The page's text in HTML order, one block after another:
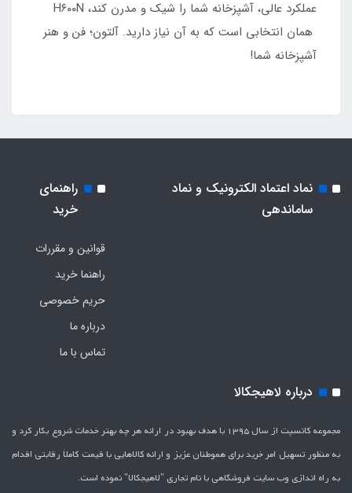
عملکرد عالی، آشپزخانه شما را شیک و مدرن کند، H۶۰۰N
همان انتخابی است که به آن نیاز دارید. آلتون؛ فن و هنر
آشپزخانه شما!
نماد اعتماد الکترونیک و نماد
ساماندهی
راهنمای
خرید
قوانین و مقررات
راهنما خرید
حریم خصوصی
درباره ما
تماس با ما
درباره لاهیجکالا
مجموعه کانسپت از سال 1395 با هدف بهبود در ارائه هر چه بهتر خدمات شروع بکار کرد و
به منظور تسهیل امر خرید برای هموطنان عزیز و ارائه کالاهایی با قیمت کاملاَ رقابتی اقدام
به راه اندازی وب سایت فروشگاهی با نام تجاری "لاهیج­کالا" نموده است.